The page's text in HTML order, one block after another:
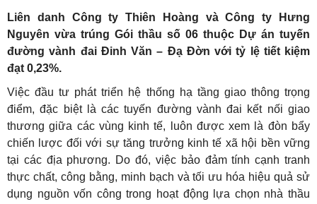
Liên danh Công ty Thiên Hoàng và Công ty Hưng
Nguyên vừa trúng Gói thầu số 06 thuộc Dự án tuyến
đường vành đai Đinh Văn – Đạ Đờn với tỷ lệ tiết kiệm
đạt 0,23%.
Việc đầu tư phát triển hệ thống hạ tầng giao thông trọng
điểm, đặc biệt là các tuyến đường vành đai kết nối giao
thương giữa các vùng kinh tế, luôn được xem là đòn bẩy
chiến lược đối với sự tăng trưởng kinh tế xã hội bền vững
tại các địa phương. Do đó, việc bảo đảm tính cạnh tranh
thực chất, công bằng, minh bạch và tối ưu hóa hiệu quả sử
dụng nguồn vốn công trong hoạt động lựa chọn nhà thầu